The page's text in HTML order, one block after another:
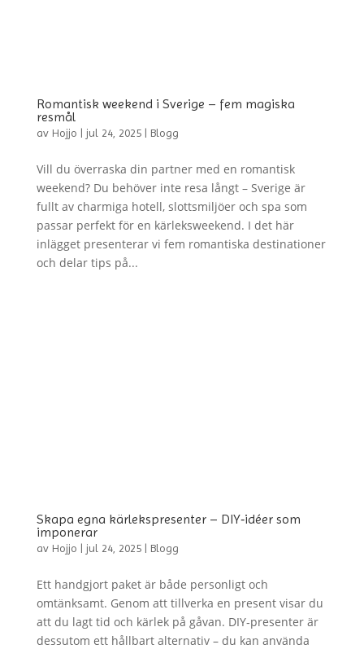
Romantisk weekend i Sverige – fem magiska
resmål
av Hojjo | jul 24, 2025| Blogg
Vill du överraska din partner med en romantisk
weekend? Du behöver inte resa långt – Sverige är
fullt av charmiga hotell, slottsmiljöer och spa som
passar perfekt för en kärleksweekend. I det här
inlägget presenterar vi fem romantiska destinationer
och delar tips på...
Skapa egna kärlekspresenter – DIY‑idéer som
imponerar
av Hojjo | jul 24, 2025| Blogg
Ett handgjort paket är både personligt och
omtänksamt. Genom att tillverka en present visar du
att du lagt tid och kärlek på gåvan. DIY‑presenter är
dessutom ett hållbart alternativ – du kan använda